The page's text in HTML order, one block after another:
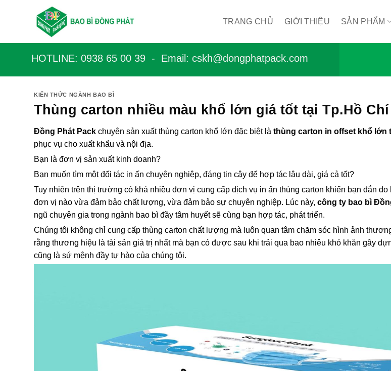
dung
TRANG CHỦ GIỚI THIỆU SẢN PHẨM
HOTLINE: 0938 65 00 39 - Email: cskh@dongphatpack.com
KIẾN THỨC NGÀNH BAO BÌ
Thùng carton nhiều màu khổ lớn giá tốt tại Tp.Hồ
Đồng Phát Pack chuyên sản xuất thùng carton khổ lớn đặc biệt là thùng carton in offset khổ lớn
phục vụ cho xuất khẩu và nội địa.
Bạn là đơn vị sản xuất kinh doanh?
Bạn muốn tìm một đối tác in ấn chuyên nghiệp, đáng tin cậy để hợp tác lâu dài, giá cả tốt?
Tuy nhiên trên thị trường có khá nhiều đơn vị cung cấp dịch vụ in ấn thùng carton khiến bạn đắn
đơn vị nào vừa đảm bảo chất lượng, vừa đảm bảo sự chuyên nghiệp. Lúc này, công ty bao bì
ngũ chuyên gia trong ngành bao bì đầy tâm huyết sẽ cùng bạn hợp tác, phát triển.
Chúng tôi không chỉ cung cấp thùng carton chất lượng mà luôn quan tâm chăm sóc hình ảnh
rằng thương hiệu là tài sản giá trị nhất mà bạn có được sau khi trải qua bao nhiêu khó khăn gây
cũng là sứ mệnh đầy tự hào của chúng tôi.